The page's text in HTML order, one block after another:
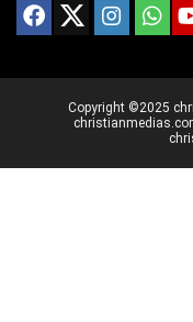
Copyright ©2025